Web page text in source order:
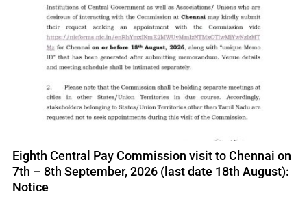
Eighth Central Pay Commission visit to Chennai on
7th – 8th September, 2026 (last date 18th August):
Notice